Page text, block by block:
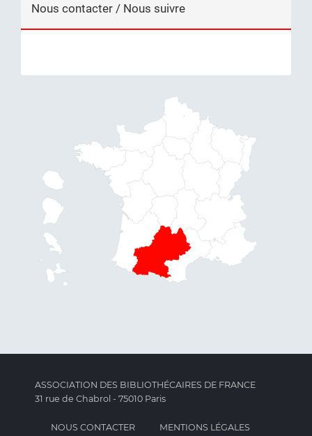
Nous contacter / Nous suivre
ASSOCIATION DES BIBLIOTHÉCAIRES DE FRANCE
31 rue de Chabrol - 75010 Paris
NOUS CONTACTER MENTIONS LÉGALES